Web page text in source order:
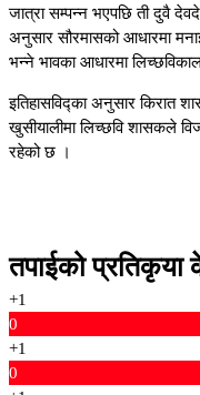
जात्रा सम्पन्न भएपछि ती दुवै
अनुसार सौरमासको आधारमा
भन्ने भावका आधारमा
इतिहासविद्का अनुसार किरात
खुसीयालीमा लिच्छवि शासकले
रहेको छ ।
तपाईको
+1
0
+1
0